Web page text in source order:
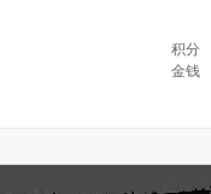
积分
金钱